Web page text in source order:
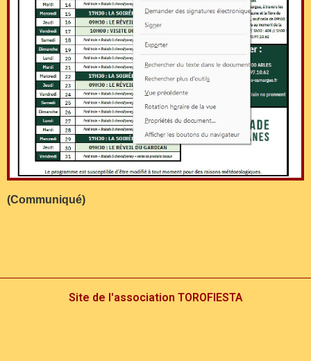
(Communiqué)
Site de l'association TOROFIESTA